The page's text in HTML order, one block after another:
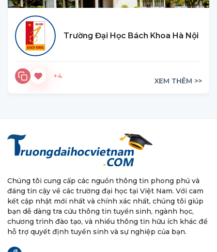
Trường Đại Học Bách Khoa Hà Nội
+4
XEM THÊM >>
Chúng tôi cung cấp các nguồn thông tin phong phú và
đáng tin cậy về các trường đại học tại Việt Nam. Với cam
kết cập nhật mới nhất và chính xác nhất, chúng tôi giúp
bạn dễ dàng tra cứu thông tin tuyển sinh, ngành học,
chương trình đào tạo, và nhiều thông tin hữu ích khác để
hỗ trợ quyết định tuyển sinh và sự nghiệp của bạn.